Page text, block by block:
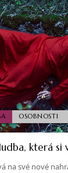
OSOBNOSTI
která si
na své nové